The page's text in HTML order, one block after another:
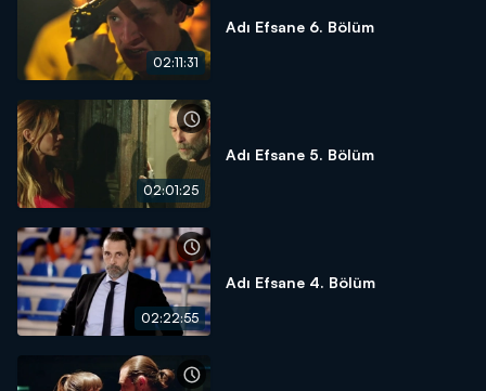
02:11:31
Adı Efsane 6. Bölüm
02:01:25
Adı Efsane 5. Bölüm
02:22:55
Adı Efsane 4. Bölüm